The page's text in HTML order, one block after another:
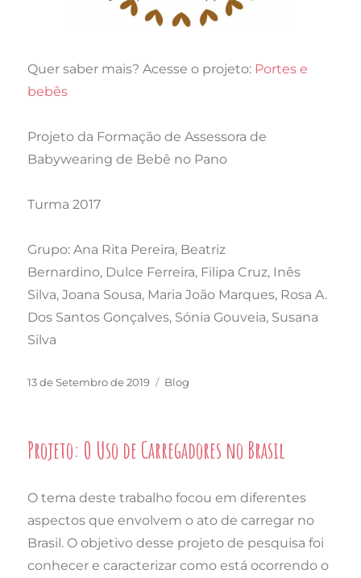
Quer saber mais? Acesse o projeto: Portes e
bebês
Projeto da Formação de Assessora de
Babywearing de Bebê no Pano
Turma 2017
Grupo:Ana Rita Pereira, Beatriz
Bernardino, Dulce Ferreira, Filipa Cruz, Inês
Silva, Joana Sousa, Maria João Marques, Rosa A.
Dos Santos Gonçalves, Sónia Gouveia, Susana
Silva
Publicado
13 de Setembro de 2019 Categorias
Blog
Projeto: O Uso de Carregadores no Brasil
O tema deste trabalho focou em diferentes
aspectos que envolvem o ato de carregar no
Brasil. O objetivo desse projeto de pesquisa foi
conhecer e caracterizar como está ocorrendo o